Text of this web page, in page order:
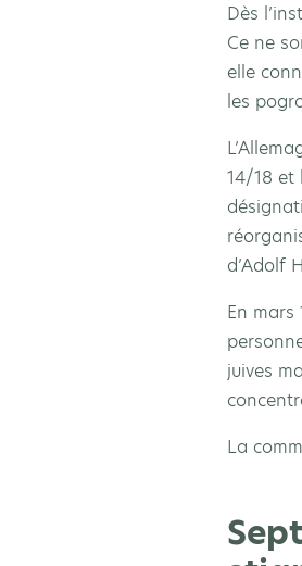
Dès
Ce ne
elle
les
14/18 et
d’Adolf
En
juives
La